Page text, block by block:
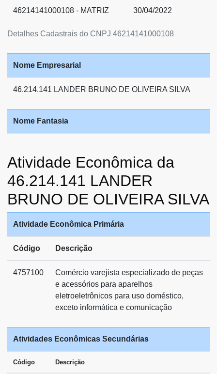
Detalhes Cadastrais do CNPJ 46214141000108
46214141000108 - MATRIZ 30/04/2022
Nome Empresarial
46.214.141 LANDER BRUNO DE OLIVEIRA SILVA
Nome Fantasia
Atividade Econômica da
46.214.141 LANDER
BRUNO DE OLIVEIRA SILVA
Atividade Econômica Primária
Código Descrição
4757100
Comércio varejista especializado de peças
e acessórios para aparelhos
eletroeletrônicos para uso doméstico,
exceto informática e comunicação
Atividades Econômicas Secundárias
Código Descrição